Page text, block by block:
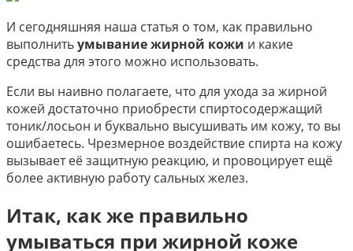
И сегодняшняя наша статья о том, как правильно
выполнитьумывание жирной кожи и какие
средства для этого можно использовать.
Если вы наивно полагаете, что для ухода за жирной
кожей достаточно приобрести спиртосодержащий
тоник/лосьон и буквально высушивать им кожу, то вы
ошибаетесь. Чрезмерное воздействие спирта на кожу
вызывает её защитную реакцию, и провоцирует ещё
более активную работу сальных желез.
Итак, как же правильно
умываться при жирной коже